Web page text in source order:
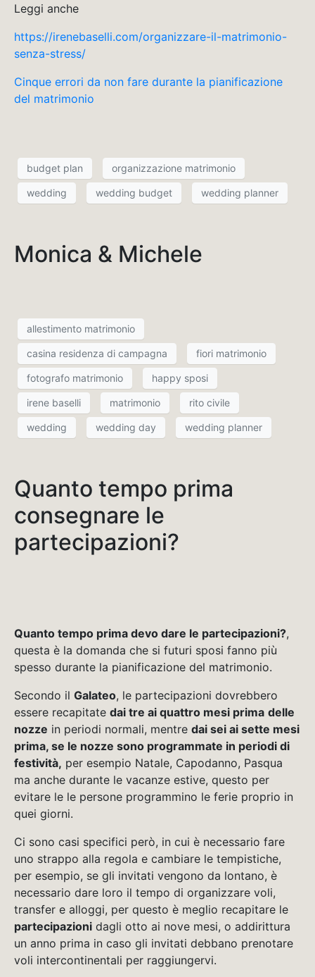
Leggi anche
https://irenebaselli.com/organizzare-il-matrimonio-
senza-stress/
Cinque errori da non fare durante la pianificazione
del matrimonio
budget plan organizzazione matrimonio
wedding wedding budget wedding planner
Monica & Michele
allestimento matrimonio
casina residenza di campagna fiori matrimonio
fotografo matrimonio happy sposi
irene baselli matrimonio rito civile
wedding wedding day wedding planner
Quanto tempo prima
consegnare le
partecipazioni?
Quanto tempo prima devo dare le partecipazioni?,
questa è la domanda che si futuri sposi fanno più
spesso durante la pianificazione del matrimonio.
Secondo il Galateo, le partecipazioni dovrebbero
essere recapitate dai tre ai quattro mesi prima delle
nozze in periodi normali, mentre dai sei ai sette mesi
prima, se le nozze sono programmate in periodi di
festività, per esempio Natale, Capodanno, Pasqua
ma anche durante le vacanze estive, questo per
evitare le le persone programmino le ferie proprio in
quei giorni.
Ci sono casi specifici però, in cui è necessario fare
uno strappo alla regola e cambiare le tempistiche,
per esempio, se gli invitati vengono da lontano, è
necessario dare loro il tempo di organizzare voli,
transfer e alloggi, per questo è meglio recapitare le
partecipazioni dagli otto ai nove mesi, o addirittura
un anno prima in caso gli invitati debbano prenotare
voli intercontinentali per raggiungervi.